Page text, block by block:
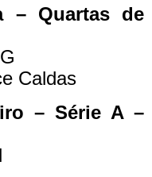
– Quartas de
Caldas
– Série A –